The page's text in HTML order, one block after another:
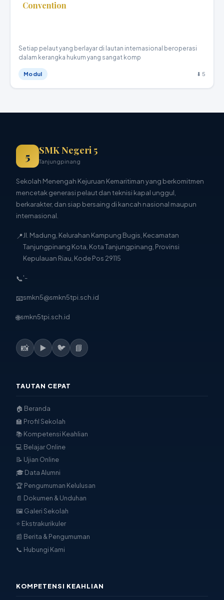
Convention
Setiap pelaut yang berlayar di lautan internasional beroperasi
dalam kerangka hukum yang sangat komp
Modul ⬇ 5
5 SMK Negeri 5
Tanjungpinang
Sekolah Menengah Kejuruan Kemaritiman yang berkomitmen
mencetak generasi pelaut dan teknisi kapal unggul,
berkarakter, dan siap bersaing di kancah nasional maupun
internasional.
📍Jl. Madung, Kelurahan Kampung Bugis, Kecamatan
Tanjungpinang Kota, Kota Tanjungpinang, Provinsi
Kepulauan Riau, Kode Pos 29115
📞'-
📧smkn5@smkn5tpi.sch.id
🌐smkn5tpi.sch.id
📸 ▶️ 🐦 📘
TAUTAN CEPAT
🏠 Beranda
🏫 Profil Sekolah
📚 Kompetensi Keahlian
💻 Belajar Online
📝 Ujian Online
🎓 Data Alumni
🏆 Pengumuman Kelulusan
📄 Dokumen & Unduhan
🖼 Galeri Sekolah
⭐ Ekstrakurikuler
📰 Berita & Pengumuman
📞 Hubungi Kami
KOMPETENSI KEAHLIAN